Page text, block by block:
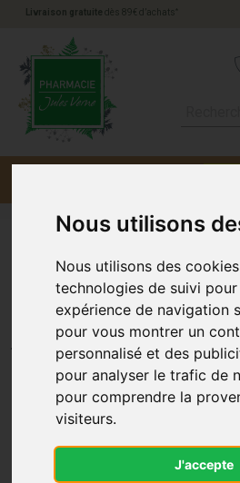
Nous utilisons
Nous utilisons des
technologies de suivi
expérience de navigation
pour vous montrer un
personnalisé et des
pour analyser le trafic de
pour comprendre la
visiteurs.
J'accepte
Livraison gratuite dès 89€ d’achats *
Coryzalia Sol Buv
BOIRON